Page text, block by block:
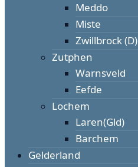
Meddo
Miste
Zwillbrock (D)
Zutphen
Warnsveld
Eefde
Lochem
Laren(Gld)
Barchem
Gelderland